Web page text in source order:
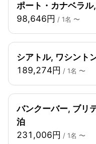
ポート・カナベラ
98,646円 / 1名 〜
シアトル, ワシント
189,274円 / 1名 〜
バンクーバー, ブリ
泊
231,006円 / 1名 〜